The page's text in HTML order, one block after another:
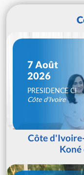
7 Août
2026
PRESIDENCE CI
Côte d'Ivoire
Côte
Koné